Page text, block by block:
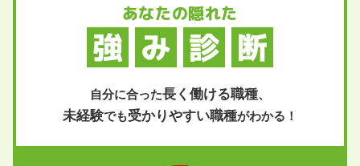
あなたの隠れた
強 み 診 断
自分に合った長く働ける職種、
未経験でも受かりやすい職種がわかる！